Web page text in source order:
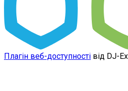
Плагін веб-доступності від DJ-